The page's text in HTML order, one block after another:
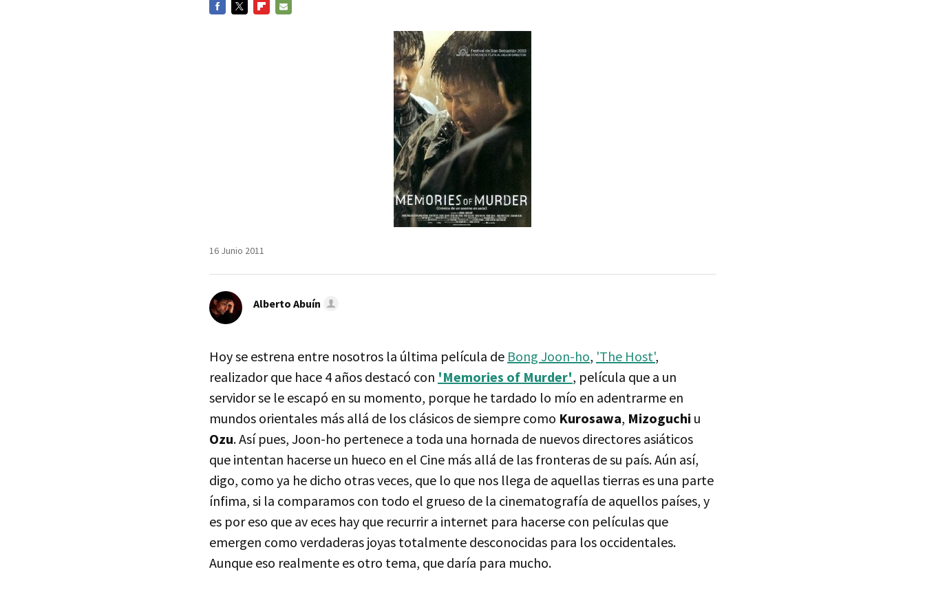
16 Junio 2011
Alberto Abuín
Hoy se estrena entre nosotros la última película de Bong Joon-ho, 'The Host',
realizador que hace 4 años destacó con 'Memories of Murder', película que a un
servidor se le escapó en su momento, porque he tardado lo mío en adentrarme en
mundos orientales más allá de los clásicos de siempre como Kurosawa, Mizoguchi u
Ozu. Así pues, Joon-ho pertenece a toda una hornada de nuevos directores asiáticos
que intentan hacerse un hueco en el Cine más allá de las fronteras de su país. Aún así,
digo, como ya he dicho otras veces, que lo que nos llega de aquellas tierras es una parte
ínfima, si la comparamos con todo el grueso de la cinematografía de aquellos países, y
es por eso que av eces hay que recurrir a internet para hacerse con películas que
emergen como verdaderas joyas totalmente desconocidas para los occidentales.
Aunque eso realmente es otro tema, que daría para mucho.